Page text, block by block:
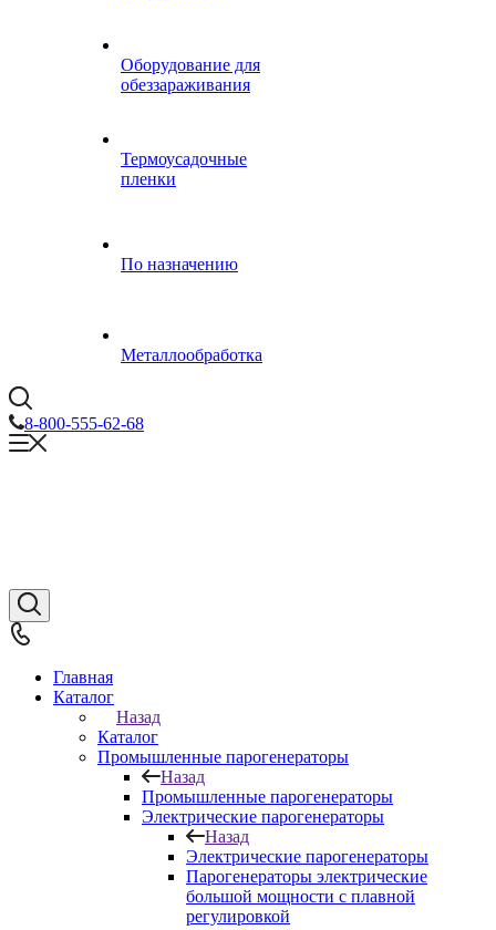
Оборудование для
обеззараживания
Термоусадочные
пленки
По назначению
Металлообработка
8-800-555-62-68
Главная
Каталог
Назад
Каталог
Промышленные парогенераторы
Назад
Промышленные парогенераторы
Электрические парогенераторы
Назад
Электрические парогенераторы
Парогенераторы электрические
большой мощности с плавной
регулировкой